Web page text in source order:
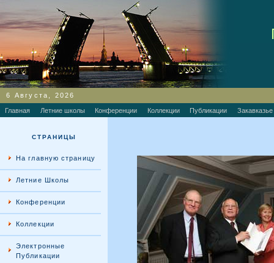
6 Августа, 2026
Главная Летние школы Конференции Коллекции Публикации Закавказье
СТРАНИЦЫ
На главную страницу
Летние Школы
Конференции
Коллекции
Электронные
Публикации